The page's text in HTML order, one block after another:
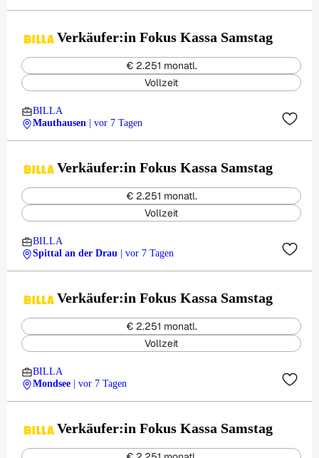
Verkäufer:in Fokus Kassa Samstag
€ 2.251 monatl.
Vollzeit
BILLA
Mauthausen
| vor 7 Tagen
Verkäufer:in Fokus Kassa Samstag
€ 2.251 monatl.
Vollzeit
BILLA
Spittal an der Drau
| vor 7 Tagen
Verkäufer:in Fokus Kassa Samstag
€ 2.251 monatl.
Vollzeit
BILLA
Mondsee
| vor 7 Tagen
Verkäufer:in Fokus Kassa Samstag